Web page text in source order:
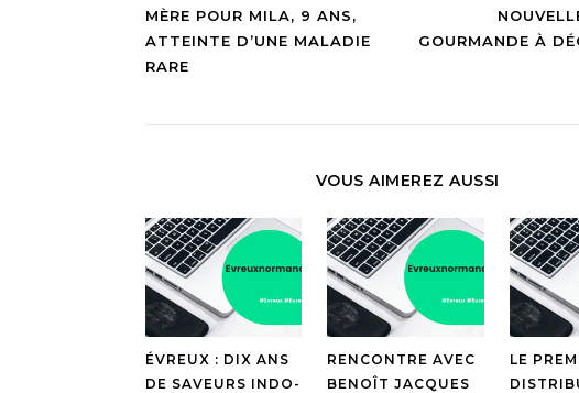
MÈRE POUR MILA, 9 ANS,
ATTEINTE D’UNE MALADIE
RARE
GOURMANDE À
VOUS AIMEREZ AUSSI
ÉVREUX : DIX ANS
DE SAVEURS INDO-
RENCONTRE AVEC
BENOÎT JACQUES
LE